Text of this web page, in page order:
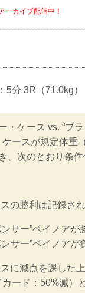
ーカイブ配信中！
5分 3R（71.0kg）
・ケース vs. “ブ
ースが規定体重
、次のとおり条
の勝利は記録さ
サー”ベイノア
サー”ベイノア
に減点を課した
ード：50%減）